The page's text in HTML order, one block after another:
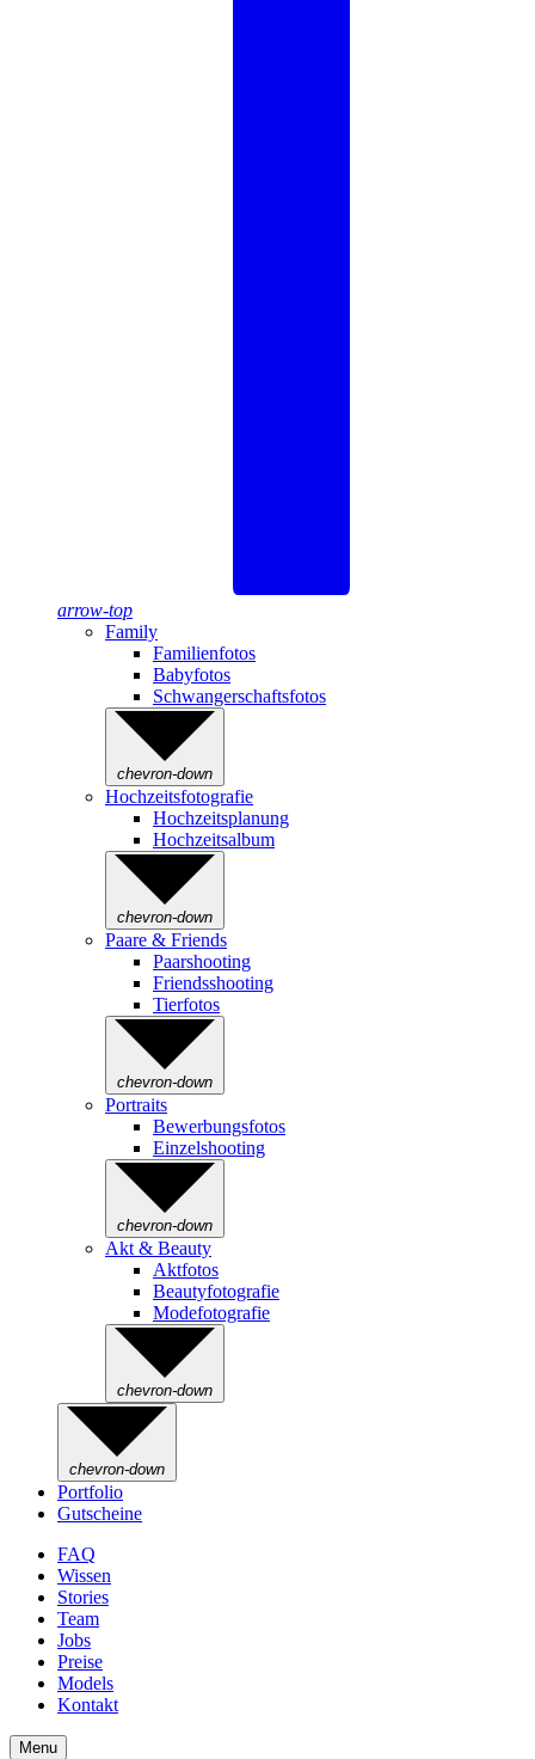
arrow-top
Family
Familienfotos
Babyfotos
Schwangerschaftsfotos
chevron-down
Hochzeitsfotografie
Hochzeitsplanung
Hochzeitsalbum
chevron-down
Paare & Friends
Paarshooting
Friendsshooting
Tierfotos
chevron-down
Portraits
Bewerbungsfotos
Einzelshooting
chevron-down
Akt & Beauty
Aktfotos
Beautyfotografie
Modefotografie
chevron-down
chevron-down
Portfolio
Gutscheine
FAQ
Wissen
Stories
Team
Jobs
Preise
Models
Kontakt
Menu